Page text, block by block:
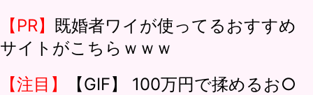
【PR】 既婚者ワイが使ってるおすすめ
サイトがこちらｗｗｗ
【注目】
【GIF】 100万円で揉めるお○